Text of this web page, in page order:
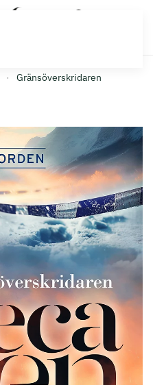
Gränsöverskridaren